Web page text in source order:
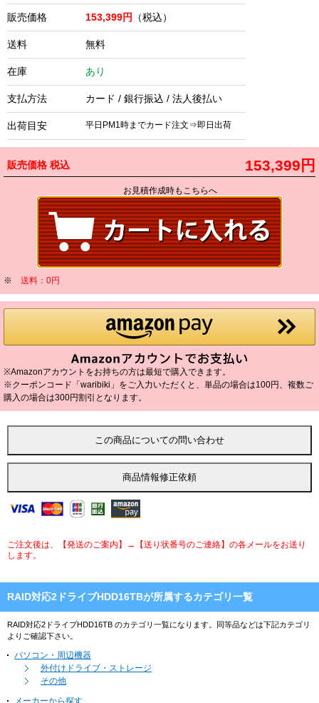
販売価格 153,399円 （税込）
送料 無料
在庫 あり
支払方法 カード / 銀行振込 / 法人後払い
出荷目安 平日PM1時までカード注文⇒即日出荷
販売価格 税込 153,399円
お見積作成時もこちらへ
※ 送料：0円
※Amazonアカウントをお持ちの方は最短で購入できます。
※クーポンコード「waribiki」をご入力いただくと、単品の場合は100円、複数ご
購入の場合は300円割引となります。
ご注文後は、【発送のご案内】→【送り状番号のご連絡】の各メールをお送り
します。
RAID対応2ドライブHDD16TBが所属するカテゴリ一覧
RAID対応2ドライブHDD16TB のカテゴリ一覧になります。同等品などは下記カテゴリ
よりご確認下さい。
パソコン・周辺機器
外付けドライブ・ストレージ
その他